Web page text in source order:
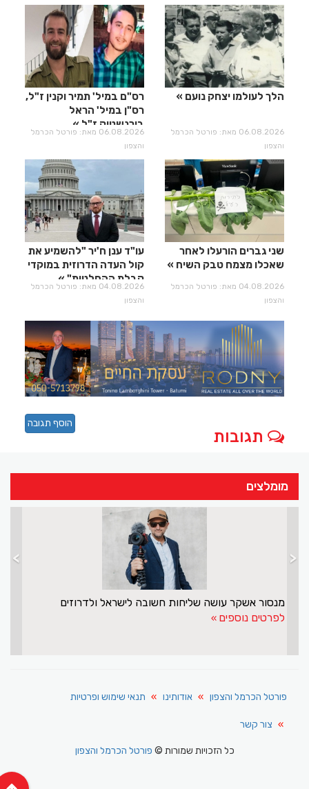
הלך לעולמו יצחק נועם
06.08.2026 מאת: פורטל הכרמל
והצפון
רס"ם במיל' תמיר וקנין ז"ל,
רס"ן במיל' הראל
בירנשטוק ז"ל
06.08.2026 מאת: פורטל הכרמל
והצפון
שני גברים הורעלו לאחר
שאכלו מצמח טבק השיח
04.08.2026 מאת: פורטל הכרמל
והצפון
עו"ד ענן ח'יר "להשמיע את
קול העדה הדרוזית במוקדי
קבלת ההחלטות"
04.08.2026 מאת: פורטל הכרמל
והצפון
תגובות
הוסף תגובה
מומלצים
מנסור אשקר עושה
דשא חיפה
> <
פורטל הכרמל והצפון אודותינו תנאי שימוש ופרטיות
צור קשר
כל הזכויות שמורות ©פורטל הכרמל והצפון